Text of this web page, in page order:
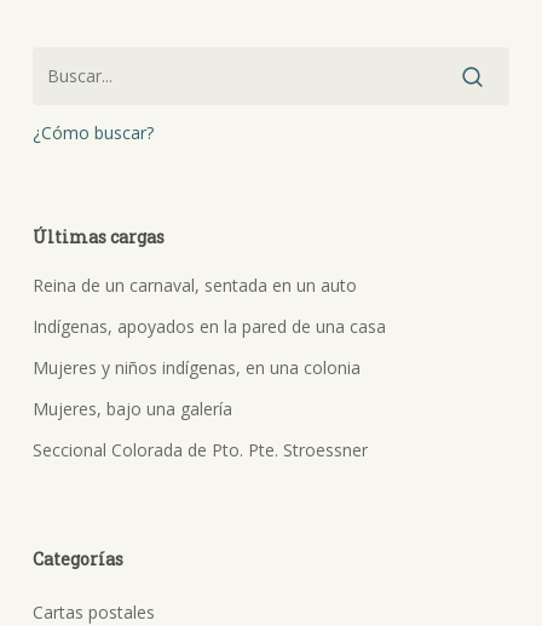
¿Cómo buscar?
Últimas cargas
Reina de un carnaval, sentada en un auto
Indígenas, apoyados en la pared de una casa
Mujeres y niños indígenas, en una colonia
Mujeres, bajo una galería
Seccional Colorada de Pto. Pte. Stroessner
Categorías
Cartas postales